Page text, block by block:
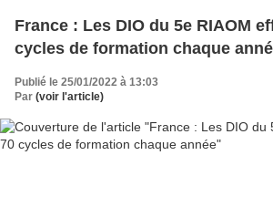
France : Les DIO du 5e RIAOM
cycles de formation chaque
Publié le 25/01/2022 à 13:03
Par (voir l'article)